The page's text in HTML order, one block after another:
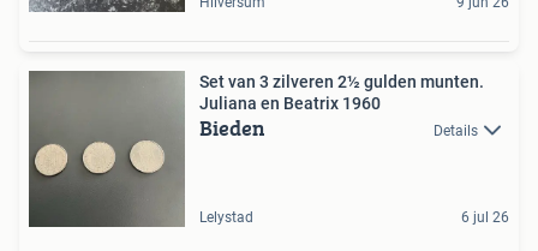
Set van 3 zilveren 2½ gulden munten.
Juliana en Beatrix 1960
Bieden Details
Lelystad 6 jul 26